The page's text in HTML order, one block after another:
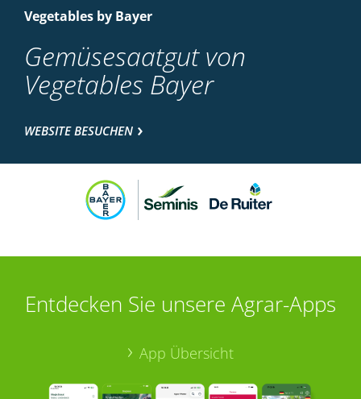
Vegetables by Bayer
Gemüsesaatgut von
Vegetables Bayer
WEBSITE BESUCHEN
Entdecken Sie unsere Agrar-Apps
App Übersicht